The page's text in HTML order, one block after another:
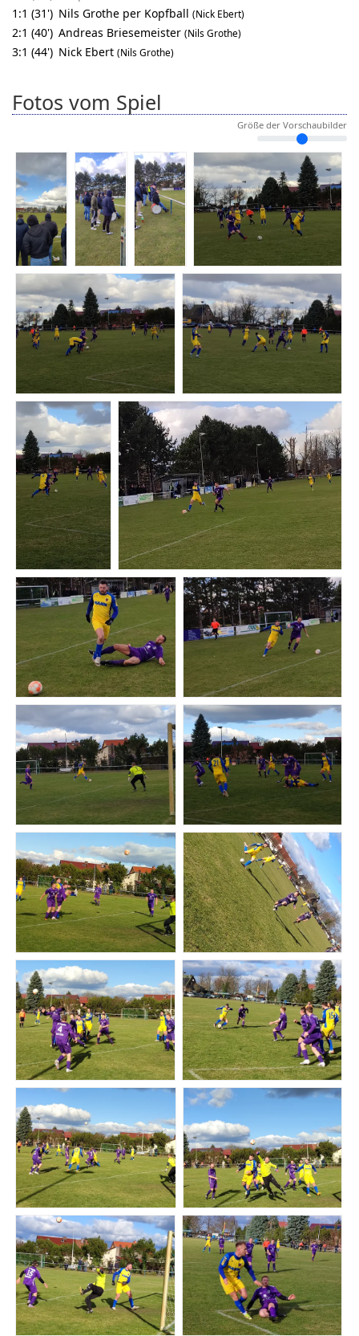
1:1 (31') Nils Grothe per Kopfball (Nick Ebert)
2:1 (40') Andreas Briesemeister (Nils Grothe)
3:1 (44') Nick Ebert (Nils Grothe)
Fotos vom Spiel
Größe der Vorschaubilder